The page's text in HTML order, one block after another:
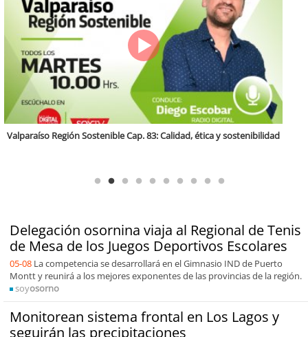
Delegación osornina viaja al Regional de Tenis
de Mesa de los Juegos Deportivos Escolares
05-08 La competencia se desarrollará en el Gimnasio IND de Puerto
Montt y reunirá a los mejores exponentes de las provincias de la región.
soyosorno
Monitorean sistema frontal en Los Lagos y
seguirán las precipitaciones